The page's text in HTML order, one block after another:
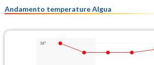
Andamento temperature Algua
36°